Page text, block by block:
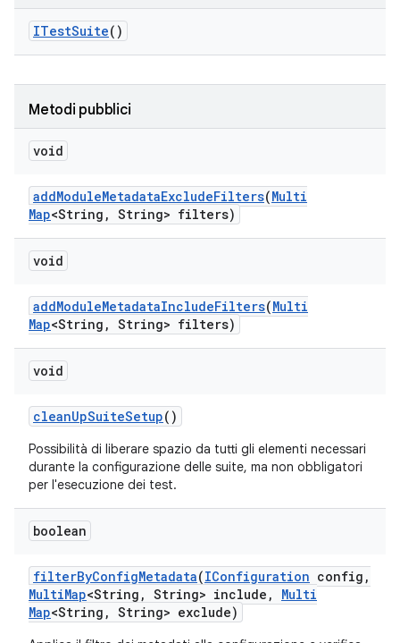
ITestSuite()
Metodi pubblici
void
addModuleMetadataExcludeFilters(Multi
Map<String , String> filters)
void
addModuleMetadataIncludeFilters(Multi
Map<String , String> filters)
void
cleanUpSuiteSetup()
Possibilità di liberare spazio da tutti gli elementi necessari
durante la configurazione delle suite, ma non obbligatori
per l'esecuzione dei test.
boolean
filterByConfigMetadata(IConfiguration config ,
MultiMap<String , String> include ,
Multi
Map<String , String> exclude)